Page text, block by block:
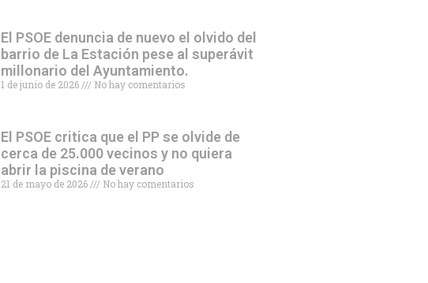
El PSOE denuncia de nuevo el olvido del
barrio de La Estación pese al superávit
millonario del Ayuntamiento.
1 de junio de 2026 No hay comentarios
El PSOE critica que el PP se olvide de
cerca de 25.000 vecinos y no quiera
abrir la piscina de verano
21 de mayo de 2026 No hay comentarios